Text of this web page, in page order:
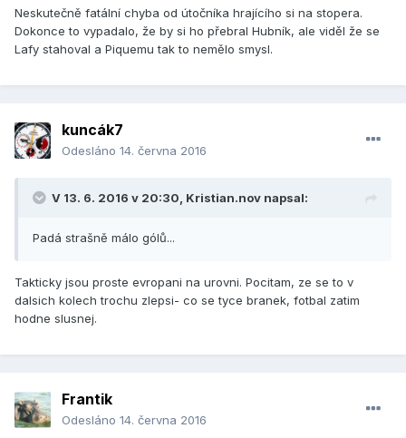
Neskutečně fatální chyba od útočníka hrajícího si na stopera.
Dokonce to vypadalo, že by si ho přebral Hubník, ale viděl že se
Lafy stahoval a Piquemu tak to nemělo smysl.
kuncák7
Odesláno 14. června 2016
V 13. 6. 2016 v 20:30, Kristian.nov napsal:
Padá strašně málo gólů...
Takticky jsou proste evropani na urovni. Pocitam, ze se to v
dalsich kolech trochu zlepsi- co se tyce branek, fotbal zatim
hodne slusnej.
Frantik
Odesláno 14. června 2016